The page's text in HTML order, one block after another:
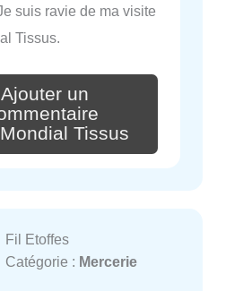
suis ravie de ma visite
Tissus.
Ajouter un
Tissus
Fil Etoffes
Catégorie : Mercerie